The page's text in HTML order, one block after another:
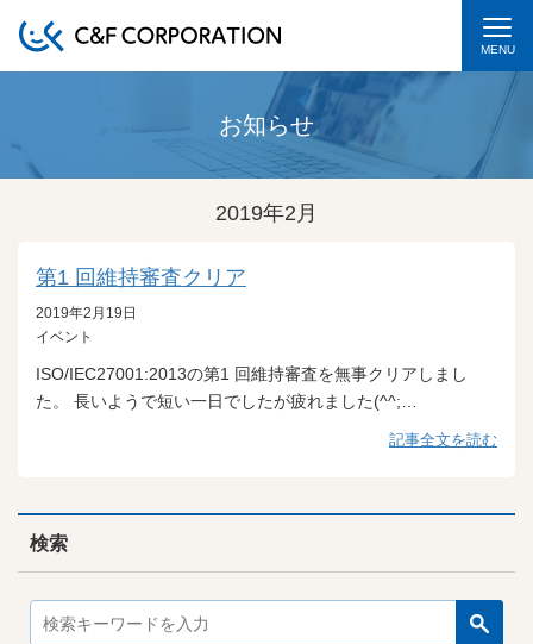
MENU
お知らせ
2019年2月
第1 回維持審査クリア
2019年2月19日
イベント
ISO/IEC27001:2013の第1 回維持審査を無事クリアしまし
た。 長いようで短い一日でしたが疲れました(^^;…
記事全文を読む
検索